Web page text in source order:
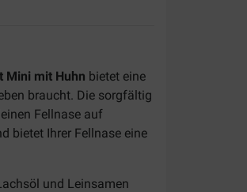
Mini mit Huhn bietet eine
braucht. Die sorgfältig
Fellnase auf
bietet Ihrer Fellnase eine
und Leinsamen